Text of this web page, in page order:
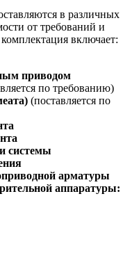
в различных
от требований и
включает:
приводом
по требованию)
(поставляется по
системы
арматуры
аппаратуры: